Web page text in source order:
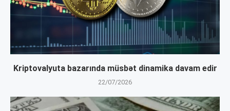
Kriptovalyuta bazarında müsbət dinamika davam edir
22/07/2026